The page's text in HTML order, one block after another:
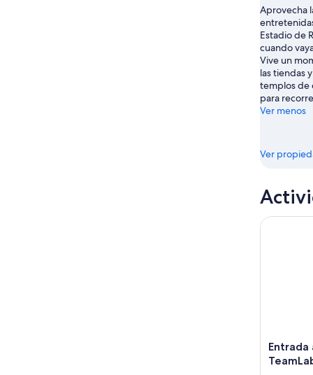
-
9
ago
7
ago
-
9
ago
Aprovecha
Estadio de
cuando
Vive un
las tiendas
templos de
para
Ver menos
Ver
Entrada
Entrada al